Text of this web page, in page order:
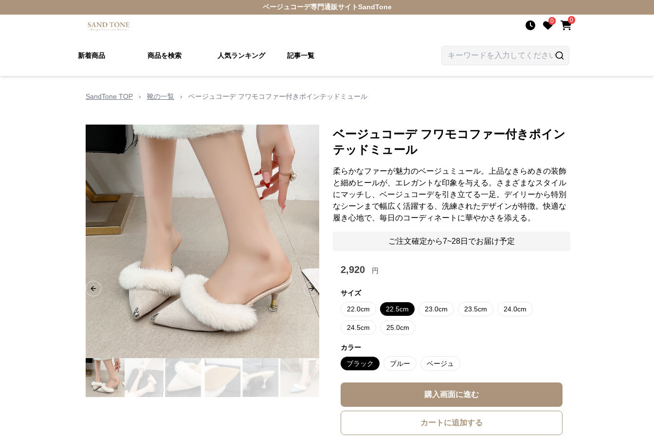
ベージュコーデ専門通販サイトSandTone
0 0
新着商品 商品を検索 人気ランキング 記事一覧
SandTone TOP › 靴の一覧 › ベージュコーデ フワモコファー付きポインテッドミュール
Previous slide Next slide
ベージュコーデ フワモコファー付きポイン
テッドミュール
柔らかなファーが魅力のベージュミュール。上品なきらめきの装飾
と細めヒールが、エレガントな印象を与える。さまざまなスタイル
にマッチし、ベージュコーデを引き立てる一足。デイリーから特別
なシーンまで幅広く活躍する、洗練されたデザインが特徴。快適な
履き心地で、毎日のコーディネートに華やかさを添える。
ご注文確定から7~28日でお届け予定
2,920 円
サイズ
22.0cm 22.5cm 23.0cm 23.5cm 24.0cm
24.5cm 25.0cm
カラー
ブラック ブルー ベージュ
購入画面に進む
カートに追加する